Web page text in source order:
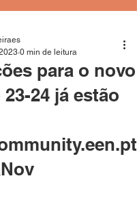
para o novo
24 já estão
0 min de leitura